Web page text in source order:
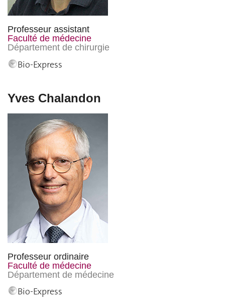
Professeur assistant
Faculté de médecine
Département de chirurgie
Bio-Express
Yves Chalandon
Professeur ordinaire
Faculté de médecine
Département de médecine
Bio-Express